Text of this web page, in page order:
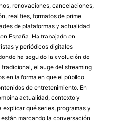
renovaciones, cancelaciones,
realities, formatos de prime
de plataformas y actualidad
España. Ha trabajado en
y periódicos digitales
ha seguido la evolución de
tradicional, el auge del streaming
en la forma en que el público
de entretenimiento. En
actualidad, contexto y
explicar qué series, programas y
están marcando la conversación